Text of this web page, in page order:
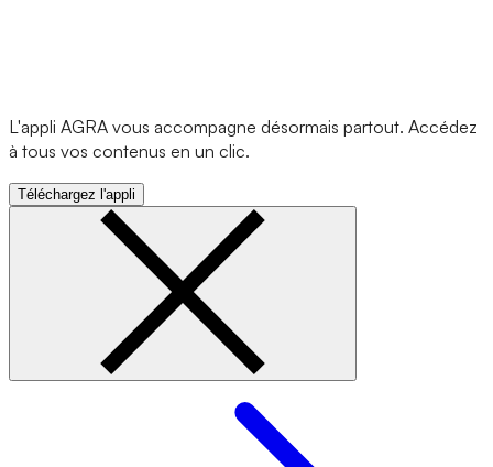
L'appli AGRA vous accompagne désormais partout. Accédez
à tous vos contenus en un clic.
Téléchargez l'appli